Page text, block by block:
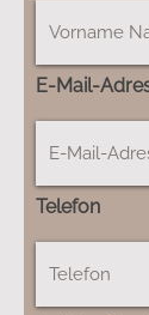
E-Mail-
Telefon